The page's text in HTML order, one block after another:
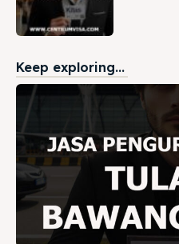
Keep exploring...